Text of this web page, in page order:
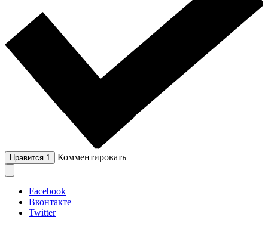
Нравится 1 Комментировать
Facebook
Вконтакте
Twitter